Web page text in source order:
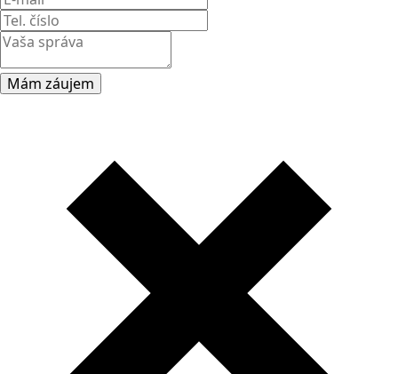
Mám záujem